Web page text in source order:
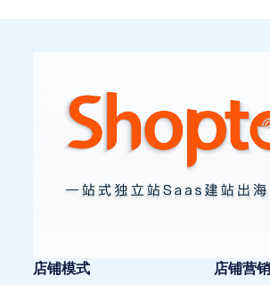
店铺模式 店铺营销